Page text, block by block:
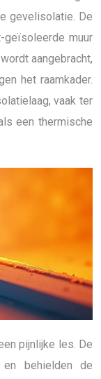
gevelisolatie. De
geïsoleerde muur
aangebracht,
het raamkader.
vaak ter
een thermische
pijnlijke les. De
en behielden de